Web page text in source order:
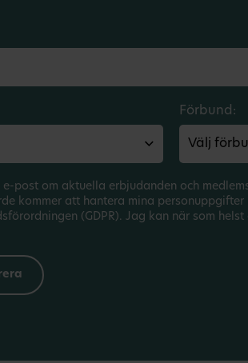
Förbund:
post om aktuella erbjudanden och
kommer att hantera mina
(GDPR). Jag kan när som